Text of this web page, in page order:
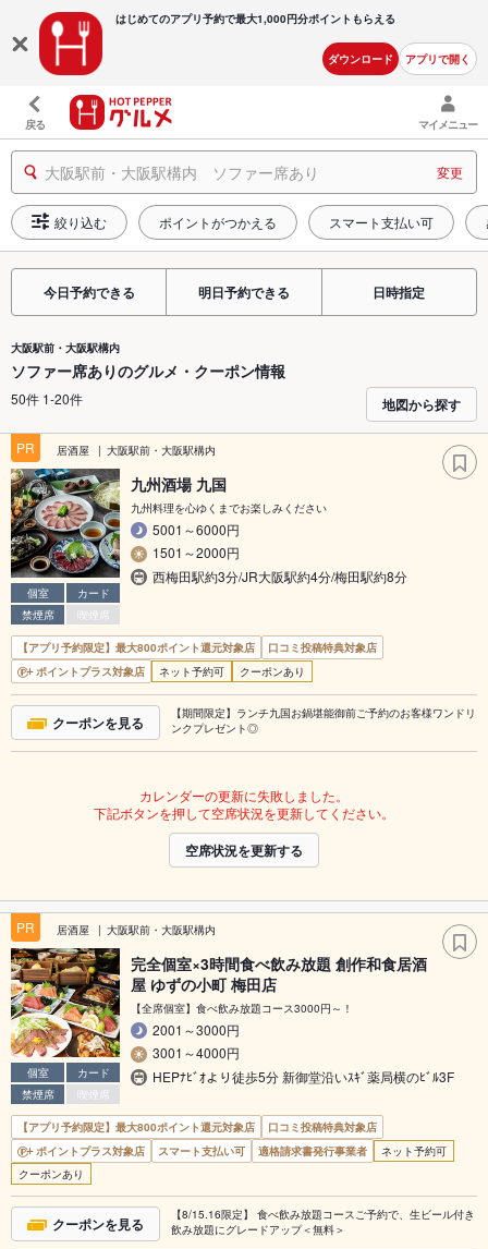
はじめてのアプリ予約で最大1,000円分ポイントもらえる
ダウンロード アプリで開く
戻る マイメニュー
大阪駅前・大阪駅構内 ソファー席あり 変更
絞り込む ポイントがつかえる スマート支払い可
今日予約できる 明日予約できる 日時指定
大阪駅前・大阪駅構内
ソファー席ありのグルメ・クーポン情報
50件 1-20件 地図から探す
PR 居酒屋 大阪駅前・大阪駅構内
個室
カード
禁煙席
喫煙席
九州酒場 九国
九州料理を心ゆくまでお楽しみください
5001～6000円
1501～2000円
西梅田駅約3分/JR大阪駅約4分/梅田駅約8分
【アプリ予約限定】最大800ポイント還元対象店
口コミ投稿特典対象店
ポイントプラス対象店
ネット予約可 クーポンあり
クーポンを見る
【期間限定】ランチ九国お鍋堪能御前ご予約のお客様ワンドリ
ンクプレゼント◎
カレンダーの更新に失敗しました。
下記ボタンを押して空席状況を更新してください。
空席状況を更新する
PR 居酒屋 大阪駅前・大阪駅構内
個室
カード
禁煙席
喫煙席
完全個室×3時間食べ飲み放題 創作和食居酒
屋 ゆずの小町 梅田店
【全席個室】食べ飲み放題コース3000円～！
2001～3000円
3001～4000円
HEPﾅﾋﾞｵより徒歩5分 新御堂沿いｽｷﾞ薬局横のﾋﾞﾙ3F
【アプリ予約限定】最大800ポイント還元対象店
口コミ投稿特典対象店
ポイントプラス対象店
スマート支払い可 適格請求書発行事業者
ネット予約可
クーポンあり
クーポンを見る
【8/15.16限定】 食べ飲み放題コースご予約で、生ビール付き
飲み放題にグレードアップ＜無料＞